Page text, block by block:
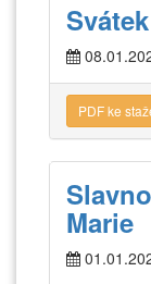
PDF ke
Marie